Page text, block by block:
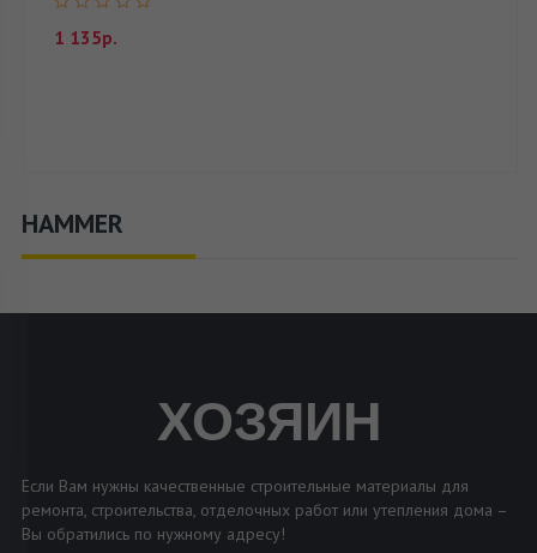
1 135р.
HAMMER
ХОЗЯИН
Если Вам нужны качественные строительные материалы для
ремонта, строительства, отделочных работ или утепления дома –
Вы обратились по нужному адресу!